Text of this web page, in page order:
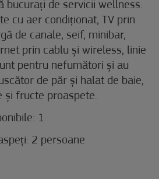
bucurați de servicii wellness.
cu aer condiționat, TV prin
de canale, seif, minibar,
prin cablu și wireless, linie
pentru nefumători și au
de păr și halat de baie,
și fructe proaspete.
1
2 persoane